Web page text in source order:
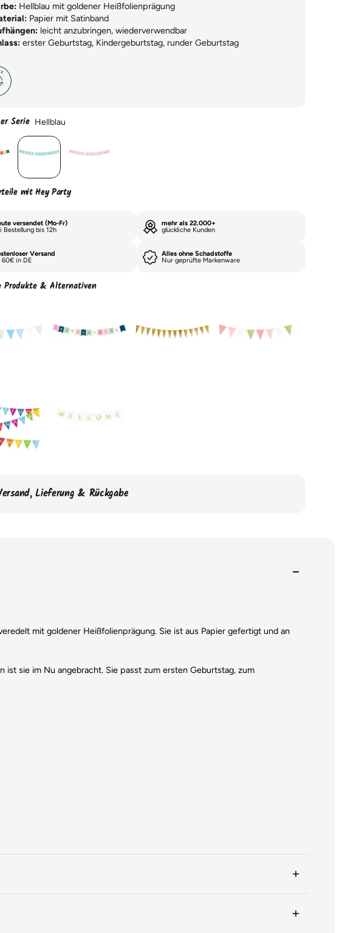
Hellblau mit goldener Heißfolienprägung
Papier mit Satinband
leicht anzubringen, wiederverwendbar
erster Geburtstag, Kindergeburtstag, runder Geburtstag
Serie Hellblau
mit Hey Party
versendet (Mo-Fr)
Bestellung bis 12h
mehr als 22.000+
glückliche Kunden
Versand
60€ in DE
Alles ohne Schadstoffe
Nur geprüfte Markenware
Produkte & Alternativen
Lieferung & Rückgabe
mit goldener Heißfolienprägung. Sie ist aus Papier gefertigt und an
sie im Nu angebracht. Sie passt zum ersten Geburtstag, zum
leicht abweichen.